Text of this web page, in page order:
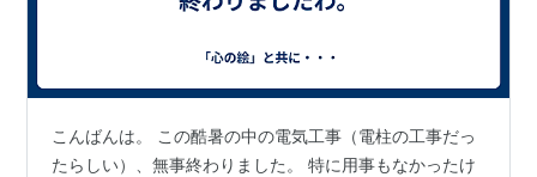
こんばんは。 この酷暑の中の電気工事（電柱の工事だっ
たらしい）、無事終わりました。 特に用事もなかったけ